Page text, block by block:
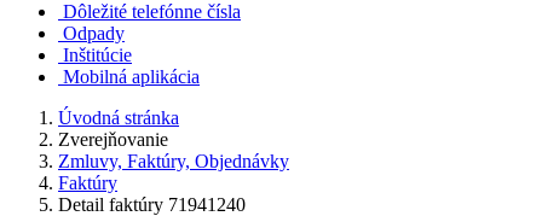
Dôležité telefónne čísla
Odpady
Inštitúcie
Mobilná aplikácia
Úvodná stránka
Zverejňovanie
Zmluvy, Faktúry, Objednávky
Faktúry
Detail faktúry 71941240